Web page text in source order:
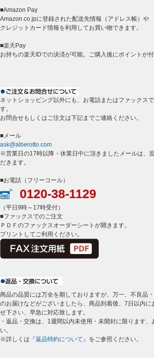
■Amazon Pay
Amazon.co.jpに登録された配送先情報（アドレス帳）や
クレジットカード情報を利用してお買い物できます。
■楽天Pay
お持ちの楽天IDでの決済が可能。ご購入後にポイントが付
ネットショッピング以外にも、お電話またはファックス
す。
お問合せもしくはご注文は下記までご連絡ください。
■メール
ask@alberotto.com
※営業日の17時以降・休業日中に頂きましたメールは、
だきます。
■お電話（フリーコール）
0120-38-1129
（平日9時～17時受付）
■ファックスでのご注文
ＰＤＦのファックスオーダーシートが開きます。
プリントしてご利用ください。
商品の品質には万全を期しておりますが、万一、不良品
のお届けなどがございましたら、商品到着後、7日以内に
せ下さい、早急に対応致します。
・返品・交換は、1週間以内未使用・未開封に限ります
い。
※詳しくは 『返品特約について』 をご参照ください。